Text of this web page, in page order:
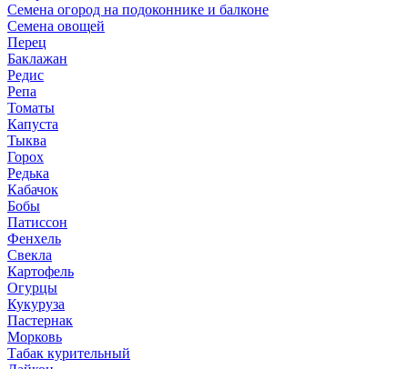
Семена огород на подоконнике и балконе
Семена овощей
Перец
Баклажан
Редис
Репа
Томаты
Капуста
Тыква
Горох
Редька
Кабачок
Бобы
Патиссон
Фенхель
Свекла
Картофель
Огурцы
Кукуруза
Пастернак
Морковь
Табак курительный